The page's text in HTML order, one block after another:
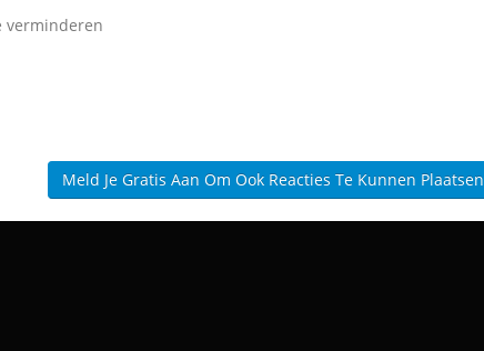
verminderen
Meld Je Gratis Aan Om Ook Reacties Te Kunnen Plaatsen